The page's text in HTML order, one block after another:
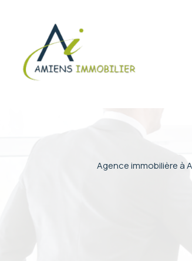
Agence immobilière à